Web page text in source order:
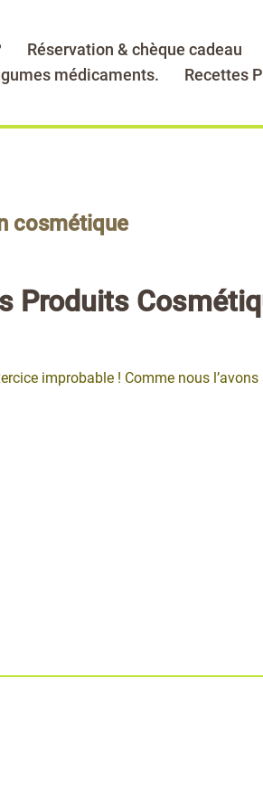
Réservation & chèque cadeau
médicaments.
Recettes
cosmétique
Produits
improbable ! Comme nous